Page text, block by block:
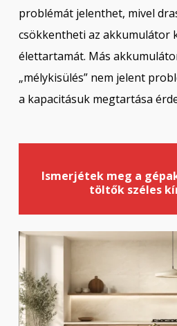
problémát jelenthet, mivel
csökkentheti az akkumulátor
élettartamát. Más
„mélykisülés” nem jelent
a kapacitásuk megtartása
Ismerjétek meg a
töltők széles